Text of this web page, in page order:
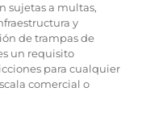
sujetas a multas,
y
de trampas de
un requisito
para cualquier
comercial o